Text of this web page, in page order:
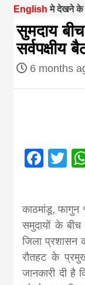
English मे देखने के
सुमदाय
सर्वपक्षीय
6 months
काठमांडू, फागुन
समुदायों के बीच
जिला प्रशासन
रौतहट के
जानकारी दी है